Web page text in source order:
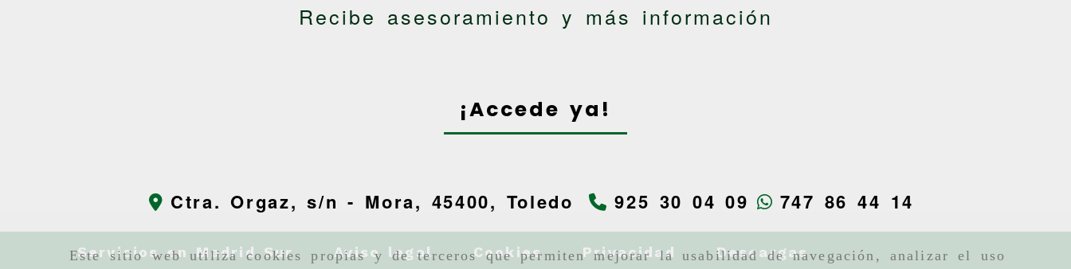
Este sitio web utiliza cookies propias y de terceros que permiten mejorar la usabilidad de navegación, analizar el uso
Recibe asesoramiento y más información
¡Accede ya!
Ctra. Orgaz, s/n - Mora, 45400, Toledo 925 30 04 09 747 86 44 14
Servicios en Madrid Sur Aviso legal Cookies Privacidad Descargas